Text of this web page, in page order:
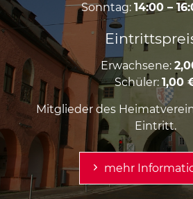
Sonntag: 14:00 –
Erwachsene:
Schüler: 1,00
Mitglieder des
Eintritt.
mehr